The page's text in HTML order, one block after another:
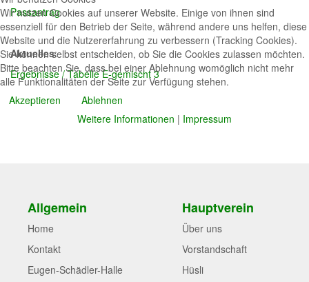
Passantrag
Aktuelles:
Ergebnisse / Tabelle E-gemischt 3
Allgemein
Home
Kontakt
Eugen-Schädler-Halle
Hauptverein
Über uns
Vorstandschaft
Hüsli
Wir nutzen Cookies auf unserer Website. Einige von ihnen sind
essenziell für den Betrieb der Seite, während andere uns helfen, diese
Website und die Nutzererfahrung zu verbessern (Tracking Cookies).
Sie können selbst entscheiden, ob Sie die Cookies zulassen möchten.
Bitte beachten Sie, dass bei einer Ablehnung womöglich nicht mehr
alle Funktionalitäten der Seite zur Verfügung stehen.
Akzeptieren
Ablehnen
Weitere Informationen | Impressum